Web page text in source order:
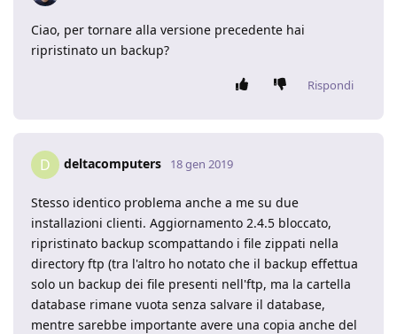
Ciao, per tornare alla versione precedente hai
ripristinato un backup?
Rispondi
D deltacomputers 18 gen 2019
Stesso identico problema anche a me su due
installazioni clienti. Aggiornamento 2.4.5 bloccato,
ripristinato backup scompattando i file zippati nella
directory ftp (tra l'altro ho notato che il backup effettua
solo un backup dei file presenti nell'ftp, ma la cartella
database rimane vuota senza salvare il database,
mentre sarebbe importante avere una copia anche del